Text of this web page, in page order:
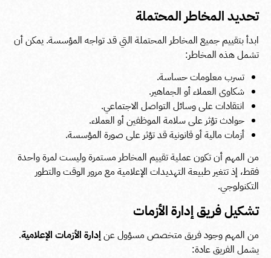
تحديد المخاطر المحتملة
ابدأ بتقييم جميع المخاطر المحتملة التي قد تواجه المؤسسة. يمكن أن
تشمل هذه المخاطر:
تسرب معلومات حساسة.
شكاوى العملاء أو الجماهير.
انتقادات على وسائل التواصل الاجتماعي.
حوادث تؤثر على سلامة الموظفين أو العملاء.
أزمات مالية أو قانونية قد تؤثر على صورة المؤسسة.
من المهم أن تكون عملية تقييم المخاطر مستمرة وليست لمرة واحدة
فقط، إذ تتغير طبيعة التهديدات الإعلامية مع مرور الوقت والتطور
التكنولوجي.
تشكيل فريق إدارة الأزمات
من المهم وجود فريق متخصص مسؤول عنإدارة الأزمات الإعلامية.
يشمل الفريق عادة: